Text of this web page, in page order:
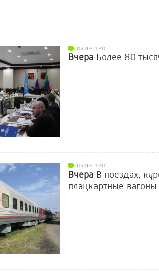
ОБЩЕСТВО
Вчера Более 80
ОБЩЕСТВО
Вчера В поездах,
плацкартные